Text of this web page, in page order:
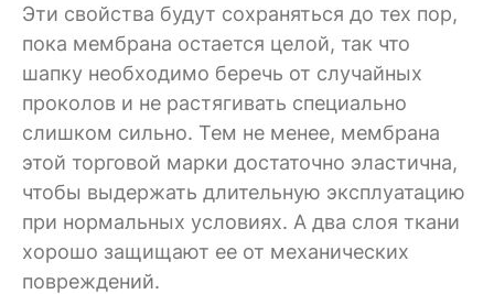
Эти свойства будут сохраняться до тех пор,
пока мембрана остается целой, так что
шапку необходимо беречь от случайных
проколов и не растягивать специально
слишком сильно. Тем не менее, мембрана
этой торговой марки достаточно эластична,
чтобы выдержать длительную эксплуатацию
при нормальных условиях. А два слоя ткани
хорошо защищают ее от механических
повреждений.